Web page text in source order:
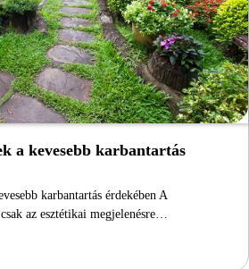
a kevesebb karbantartás
karbantartás érdekében A
az esztétikai megjelenésre…